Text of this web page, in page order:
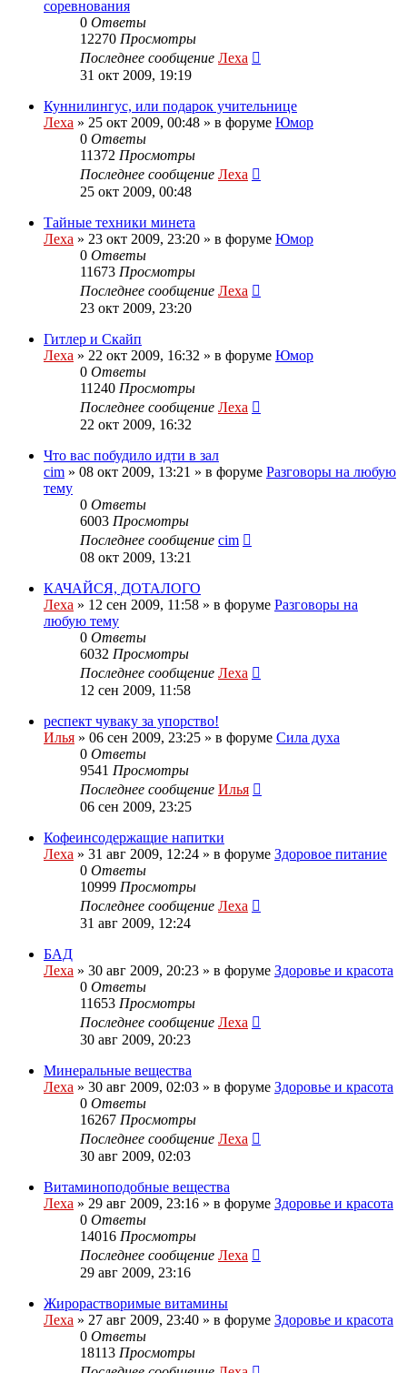
соревнования
0 Ответы
12270 Просмотры
Последнее сообщение Леха
31 окт 2009, 19:19
Куннилингус, или подарок учительнице
Леха » 25 окт 2009, 00:48 » в форуме Юмор
0 Ответы
11372 Просмотры
Последнее сообщение Леха
25 окт 2009, 00:48
Тайные техники минета
Леха » 23 окт 2009, 23:20 » в форуме Юмор
0 Ответы
11673 Просмотры
Последнее сообщение Леха
23 окт 2009, 23:20
Гитлер и Скайп
Леха » 22 окт 2009, 16:32 » в форуме Юмор
0 Ответы
11240 Просмотры
Последнее сообщение Леха
22 окт 2009, 16:32
Что вас побудило идти в зал
cim » 08 окт 2009, 13:21 » в форуме Разговоры на любую
тему
0 Ответы
6003 Просмотры
Последнее сообщение cim
08 окт 2009, 13:21
КАЧАЙСЯ, ДОТАЛОГО
Леха » 12 сен 2009, 11:58 » в форуме Разговоры на
любую тему
0 Ответы
6032 Просмотры
Последнее сообщение Леха
12 сен 2009, 11:58
респект чуваку за упорство!
Илья » 06 сен 2009, 23:25 » в форуме Сила духа
0 Ответы
9541 Просмотры
Последнее сообщение Илья
06 сен 2009, 23:25
Кофеинсодержащие напитки
Леха » 31 авг 2009, 12:24 » в форуме Здоровое питание
0 Ответы
10999 Просмотры
Последнее сообщение Леха
31 авг 2009, 12:24
БАД
Леха » 30 авг 2009, 20:23 » в форуме Здоровье и красота
0 Ответы
11653 Просмотры
Последнее сообщение Леха
30 авг 2009, 20:23
Минеральные вещества
Леха » 30 авг 2009, 02:03 » в форуме Здоровье и красота
0 Ответы
16267 Просмотры
Последнее сообщение Леха
30 авг 2009, 02:03
Витаминоподобные вещества
Леха » 29 авг 2009, 23:16 » в форуме Здоровье и красота
0 Ответы
14016 Просмотры
Последнее сообщение Леха
29 авг 2009, 23:16
Жирорастворимые витамины
Леха » 27 авг 2009, 23:40 » в форуме Здоровье и красота
0 Ответы
18113 Просмотры